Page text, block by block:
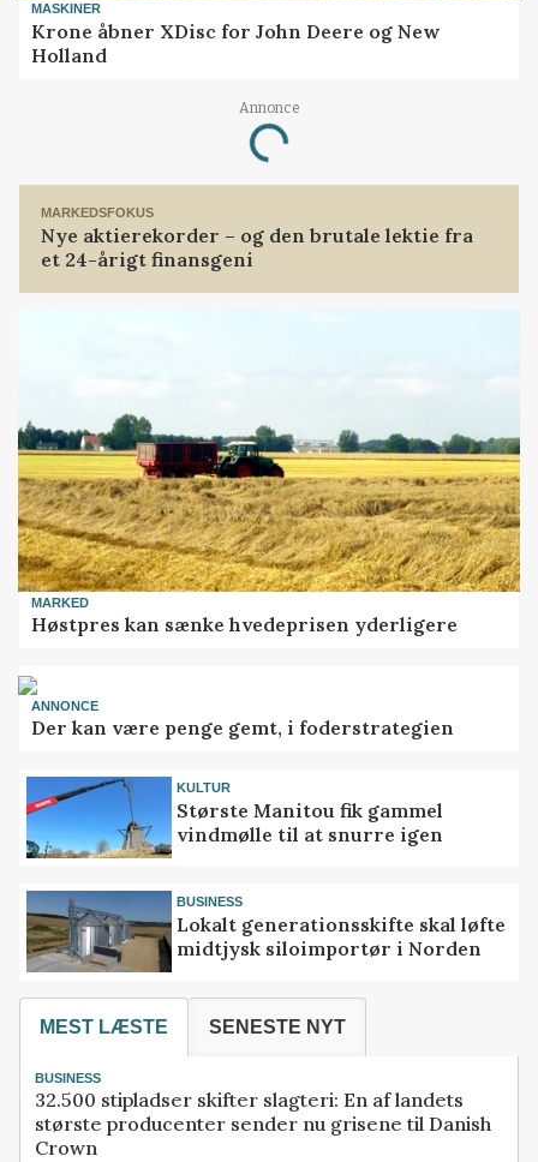
MASKINER
Krone åbner XDisc for John Deere og New
Holland
Annonce
Loading...
MARKEDSFOKUS
Nye aktierekorder – og den brutale lektie fra
et 24-årigt finansgeni
MARKED
Høstpres kan sænke hvedeprisen yderligere
ANNONCE
Der kan være penge gemt, i foderstrategien
KULTUR
Største Manitou fik gammel
vindmølle til at snurre igen
BUSINESS
Lokalt generationsskifte skal løfte
midtjysk siloimportør i Norden
MEST LÆSTE SENESTE NYT
BUSINESS
32.500 stipladser skifter slagteri: En af landets
største producenter sender nu grisene til Danish
Crown